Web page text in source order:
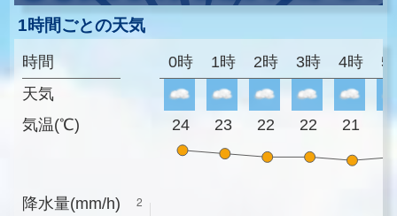
1時間ごとの天気
時間
天気
気温(℃)
降水量(mm/h)
0時 1時 2時 3時 4時 5
24 23 22 22 21